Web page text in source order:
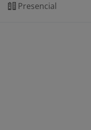
Presencial